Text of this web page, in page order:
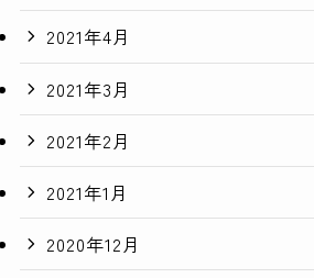
2021年4月
2021年3月
2021年2月
2021年1月
2020年12月